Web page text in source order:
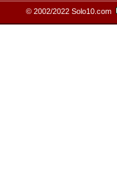
© 2002/2022 Solo10.com